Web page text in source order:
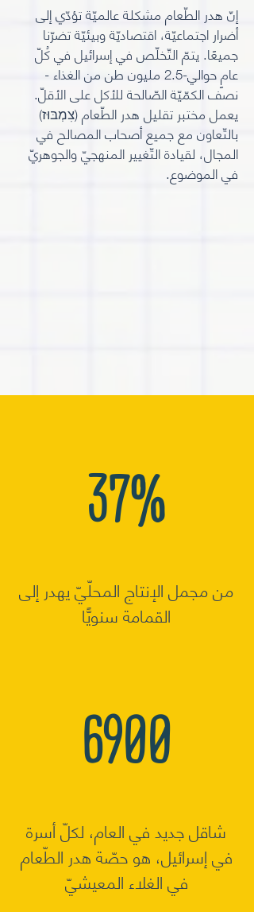
إنّ هدر الطّعام مشكلة عالميّة تؤدّي إلى
أضرار اجتماعيّة، اقتصاديّة وبيئيّة تضرّنا
جميعًا. يتمّ التّخلّص في إسرائيل في كُلّ
عامٍ حوالي-2.5 مليون طن من الغذاء -
نصف الكمّيّة الصّالحة للأكل على الأقلّ.
يعمل مختبر تقليل هدر الطّعام (צִמְבּוּז)
بالتّعاون مع جميع أصحاب المصالح في
المجال، لقيادة التّغيير المنهجيّ والجوهريّ
في الموضوع.
37%
من مجمل الإنتاج المحلّيّ يهدر إلى
القمامة سنويًّا
6900
شاقل جديد في العام، لكلّ أسرة
في إسرائيل، هو حصّة هدر الطّعام
في الغلاء المعيشيّ